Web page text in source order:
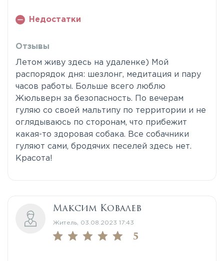
Недостатки
Отзывы
Летом живу здесь на удаленке) Мой
распорядок дня: шезлонг, медитация и пару
часов работы. Больше всего люблю
Жюльверн за безопасность. По вечерам
гуляю со своей мальтипу по территории и не
оглядываюсь по сторонам, что прибежит
какая-то здоровая собака. Все собачники
гуляют сами, бродячих песелей здесь нет.
Красота!
Максим Ковалев
Житель, 03.08.2023 17:43
5